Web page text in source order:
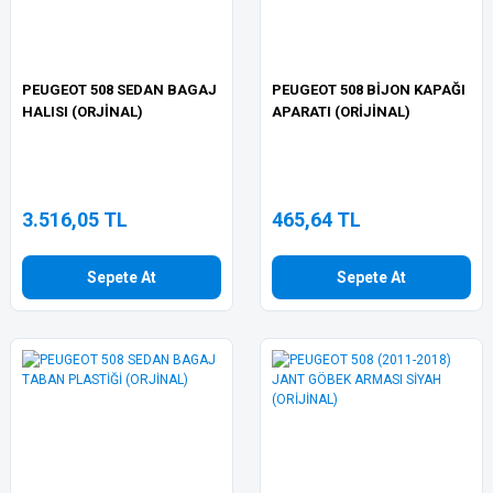
PEUGEOT 508 SEDAN BAGAJ
HALISI (ORJİNAL)
3.516,05 TL
Sepete At
PEUGEOT 508 BİJON KAPAĞI
APARATI (ORİJİNAL)
465,64 TL
Sepete At